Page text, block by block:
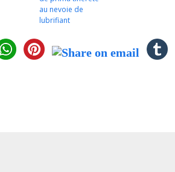
au nevoie de
lubrifiant